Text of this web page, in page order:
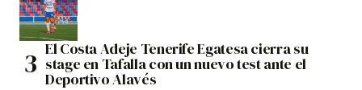
El Costa Adeje Tenerife Egatesa cierra su
stage en Tafalla con un nuevo test ante el
Deportivo Alavés